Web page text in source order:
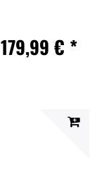
179,99 € *